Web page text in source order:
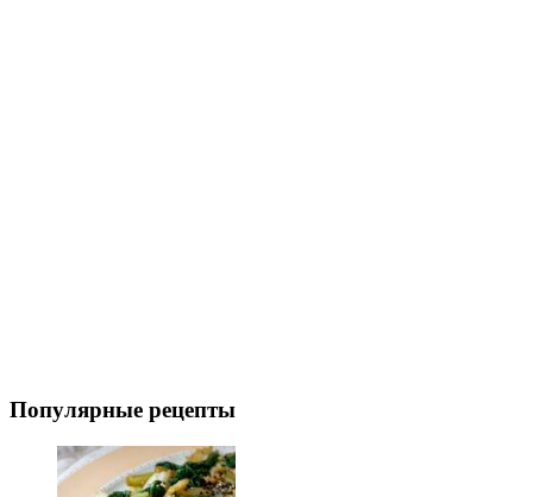
Популярные рецепты